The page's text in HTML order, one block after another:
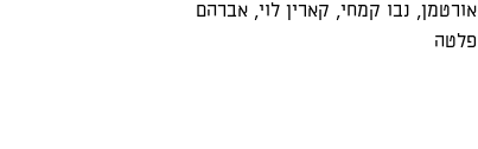
אורטמן
נבו קמחי קארין לוי
אברהם
פלטה